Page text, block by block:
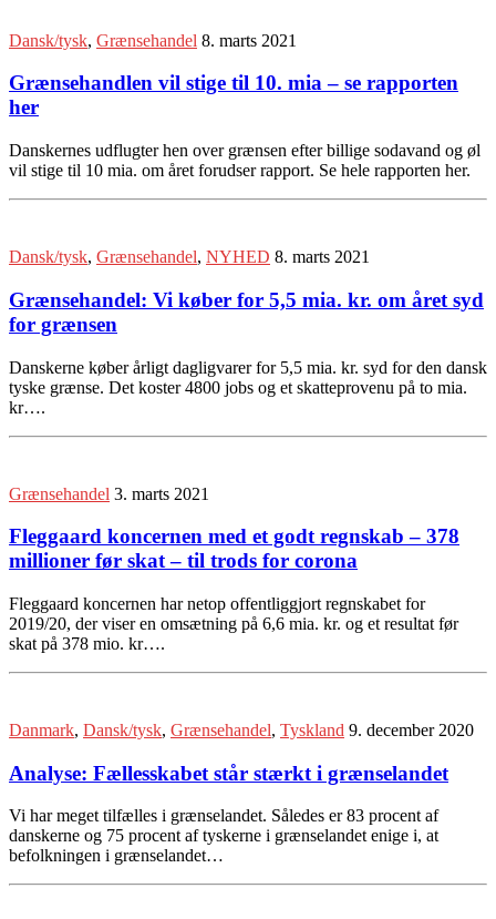
Dansk/tysk, Grænsehandel 8. marts 2021
Grænsehandlen vil stige til 10. mia – se rapporten
her
Danskernes udflugter hen over grænsen efter billige sodavand og øl
vil stige til 10 mia. om året forudser rapport. Se hele rapporten her.
Dansk/tysk, Grænsehandel, NYHED 8. marts 2021
Grænsehandel: Vi køber for 5,5 mia. kr. om året syd
for grænsen
Danskerne køber årligt dagligvarer for 5,5 mia. kr. syd for den dansk
tyske grænse. Det koster 4800 jobs og et skatteprovenu på to mia.
kr….
Grænsehandel 3. marts 2021
Fleggaard koncernen med et godt regnskab – 378
millioner før skat – til trods for corona
Fleggaard koncernen har netop offentliggjort regnskabet for
2019/20, der viser en omsætning på 6,6 mia. kr. og et resultat før
skat på 378 mio. kr….
Danmark, Dansk/tysk, Grænsehandel, Tyskland 9. december 2020
Analyse: Fællesskabet står stærkt i grænselandet
Vi har meget tilfælles i grænselandet. Således er 83 procent af
danskerne og 75 procent af tyskerne i grænselandet enige i, at
befolkningen i grænselandet…